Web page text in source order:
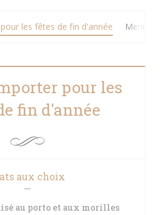
les fêtes de fin d'année Menu à
pour les
fin d'année
aux choix
au porto et aux morilles